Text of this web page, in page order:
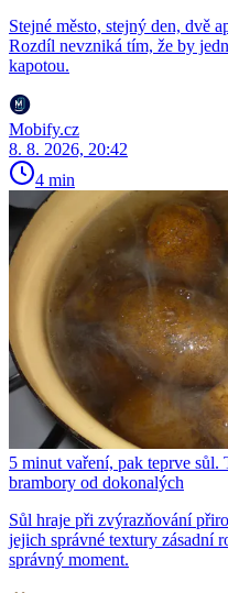
Stejné město, stejný den, dvě
Rozdíl nevzniká tím, že by
kapotou.
Mobify.cz
8. 8. 2026, 20:42
4 min
5 minut vaření, pak teprve
brambory od dokonalých
Sůl hraje při zvýrazňování
jejich správné textury zásadní
správný moment.